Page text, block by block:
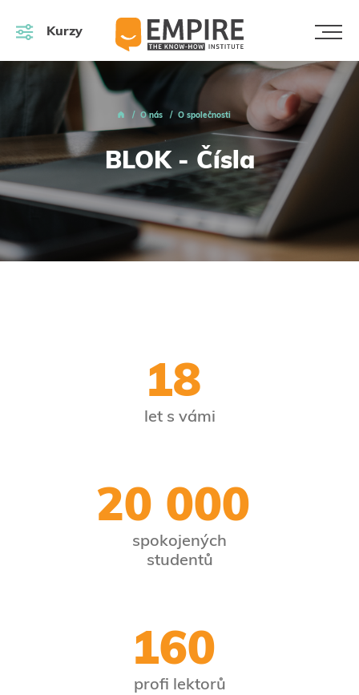
Kurzy
O nás O společnosti
BLOK - Čísla
18
let s vámi
20 000
spokojených
studentů
160
profi lektorů